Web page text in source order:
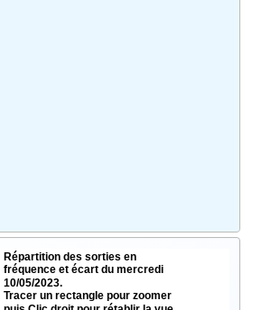
Répartition des sorties en
fréquence et écart du mercredi
10/05/2023.
Tracer un rectangle pour zoomer